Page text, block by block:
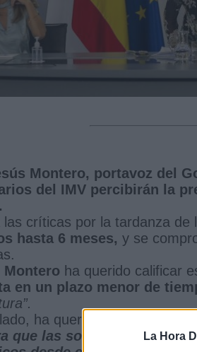
La Hora
Montero, portavoz del
del IMV percibirán la
las críticas por la tardanza de
hasta 6 meses, y se
Montero ha querido calificar
en un plazo menor de
ha querido hacer
que las solicitudes que se